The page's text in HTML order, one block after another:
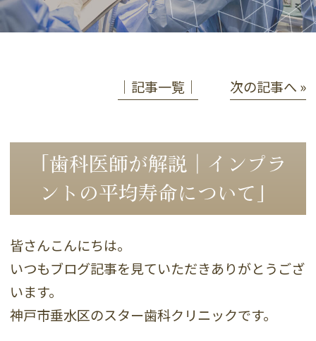
│記事一覧│ 次の記事へ »
「歯科医師が解説｜インプラ
ントの平均寿命について」
皆さんこんにちは。
いつもブログ記事を見ていただきありがとうござ
います。
神戸市垂水区のスター歯科クリニックです。